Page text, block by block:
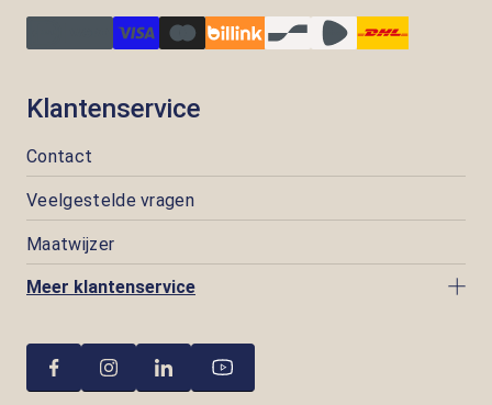
Klantenservice
Contact
Veelgestelde vragen
Maatwijzer
Meer klantenservice